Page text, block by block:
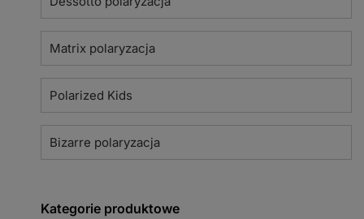
Matrix polaryzacja
Polarized Kids
Bizarre polaryzacja
Kategorie produktowe